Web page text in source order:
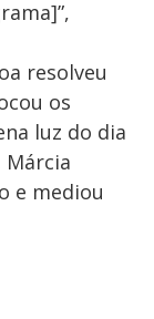
resolveu
os
luz do dia
e mediou